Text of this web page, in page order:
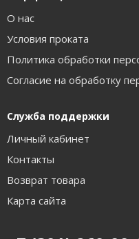
О нас
Условия проката
Политика обработки
Согласие на обработку
Служба поддержки
Личный кабинет
Контакты
Возврат товара
Карта сайта